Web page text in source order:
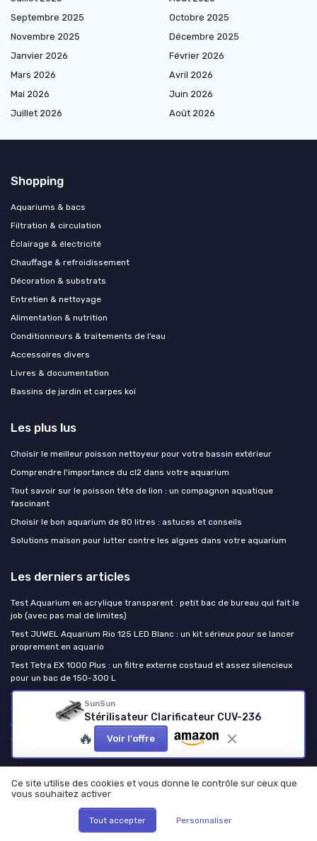
SunSun
Stérilisateur Clarificateur CUV-236
🔥 Voir l'offre
Septembre 2025
Octobre 2025
Novembre 2025
Décembre 2025
Janvier 2026
Février 2026
Mars 2026
Avril 2026
Mai 2026
Juin 2026
Juillet 2026
Août 2026
Shopping
Aquariums & bacs
Filtration & circulation
Éclairage & électricité
Chauffage & refroidissement
Décoration & substrats
Entretien & nettoyage
Alimentation & nutrition
Conditionneurs & traitements de l’eau
Accessoires divers
Livres & documentation
Bassins de jardin et carpes koï
Les plus lus
Choisir le meilleur poisson nettoyeur pour votre bassin extérieur
Comprendre l'importance du cl2 dans votre aquarium
Tout savoir sur le poisson tête de lion : un compagnon aquatique
fascinant
Choisir le bon aquarium de 80 litres : astuces et conseils
Solutions maison pour lutter contre les algues dans votre aquarium
Les derniers articles
Test Aquarium en acrylique transparent : petit bac de bureau qui fait le
job (avec pas mal de limites)
Test JUWEL Aquarium Rio 125 LED Blanc : un kit sérieux pour se lancer
proprement en aquario
Test Tetra EX 1000 Plus : un filtre externe costaud et assez silencieux
pour un bac de 150-300 L
Test Dennerle Nano Tank Complete 25L : un petit bac prêt à l’emploi qui
fait le job (mais pas parfait)
Test biOrb FLOW 15 LED : joli petit aquarium de bureau, mais pas pour
tous les poissons
Ce site utilise des cookies et vous donne le contrôle sur ceux que
vous souhaitez activer
Tout accepter Personnaliser